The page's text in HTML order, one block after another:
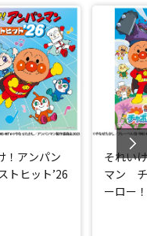
！アンパン
トヒット’26
それい
マン チ
ーロー